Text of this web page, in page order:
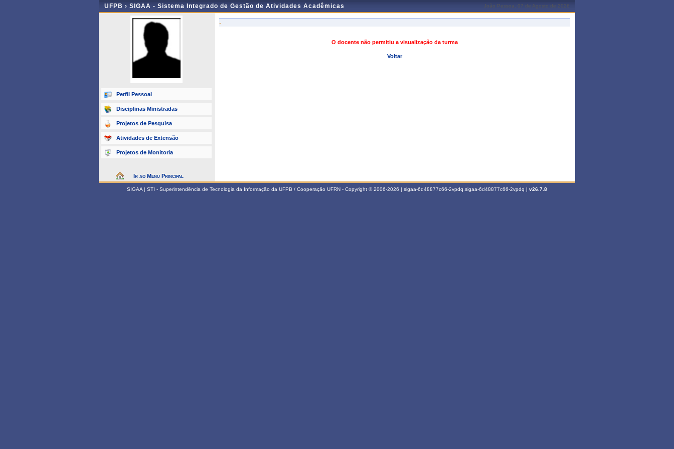
UFPB › SIGAA - Sistema Integrado de Gestão de Atividades Acadêmicas João Pessoa, 07 de Agosto de 2026
Perfil Pessoal
Disciplinas Ministradas
Projetos de Pesquisa
Atividades de Extensão
Projetos de Monitoria
Ir ao Menu Principal
-
O docente não permitiu a visualização da turma
Voltar
SIGAA | STI - Superintendência de Tecnologia da Informação da UFPB / Cooperação UFRN - Copyright © 2006-2026 | sigaa-6d48877c66-2vpdq.sigaa-6d48877c66-2vpdq | v26.7.8